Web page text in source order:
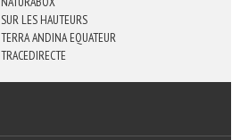
SUR LES HAUTEURS
TERRA ANDINA EQUATEUR
TRACEDIRECTE